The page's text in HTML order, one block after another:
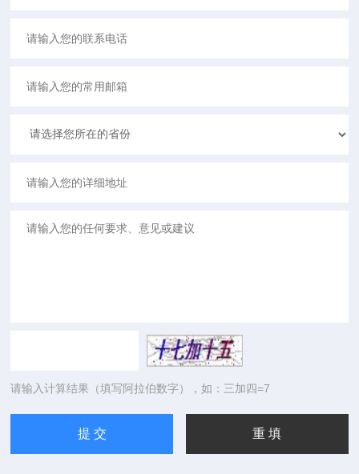
请输入计算结果（填写阿拉伯数字），如：三加四=7